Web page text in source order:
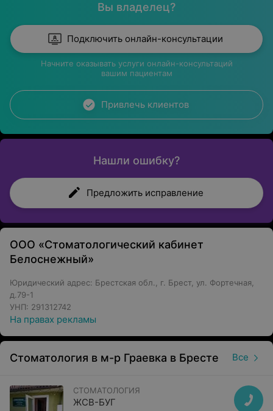
Вы владелец?
Подключить онлайн-консультации
Начните оказывать услуги онлайн-консультаций
вашим пациентам
Привлечь клиентов
Нашли ошибку?
Предложить исправление
ООО «Стоматологический кабинет
Белоснежный»
Юридический адрес: Брестская обл., г. Брест, ул. Фортечная,
д.79-1
УНП: 291312742
На правах рекламы
Стоматология в м-р Граевка в Бресте Все
СТОМАТОЛОГИЯ
ЖСВ-БУГ